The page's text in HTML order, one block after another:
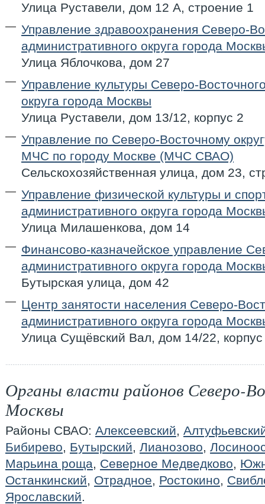
Улица Руставели, дом 12 А, строение 1
Управление здравоохранения Северо-
административного округа города
Улица Яблочкова, дом 27
Управление культуры Северо-
округа города Москвы
Улица Руставели, дом 13/12, корпус 2
Управление по Северо-Восточному
МЧС по городу Москве (МЧС СВАО)
Сельскохозяйственная улица, дом 23,
Управление физической культуры и
административного округа города
Улица Милашенкова, дом 14
Финансово-казначейское управление
административного округа города
Бутырская улица, дом 42
Центр занятости населения Северо-
административного округа города
Улица Сущёвский Вал, дом 14/22,
Органы власти районов Северо-
Москвы
Районы СВАО: Алексеевский,
Бибирево, Бутырский, Лианозово,
Марьина роща, Северное Медведково,
Останкинский, Отрадное, Ростокино,
Ярославский.